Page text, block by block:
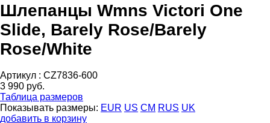
Шлепанцы Wmns Victori One
Slide, Barely Rose/Barely
Rose/White
Артикул : CZ7836-600
3 990 руб.
Таблица размеров
Показывать размеры: EUR US CM RUS UK
добавить в корзину